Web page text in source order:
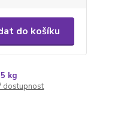
do košíku
kg
dostupnost